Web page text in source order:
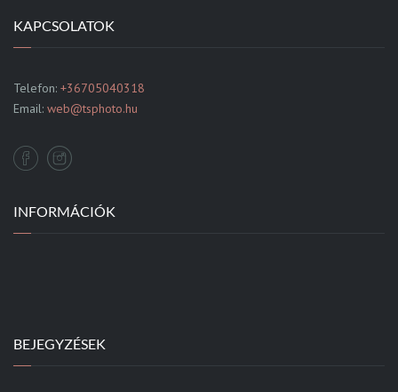
KAPCSOLATOK
Telefon: +36705040318
Email: web@tsphoto.hu
INFORMÁCIÓK
BEJEGYZÉSEK